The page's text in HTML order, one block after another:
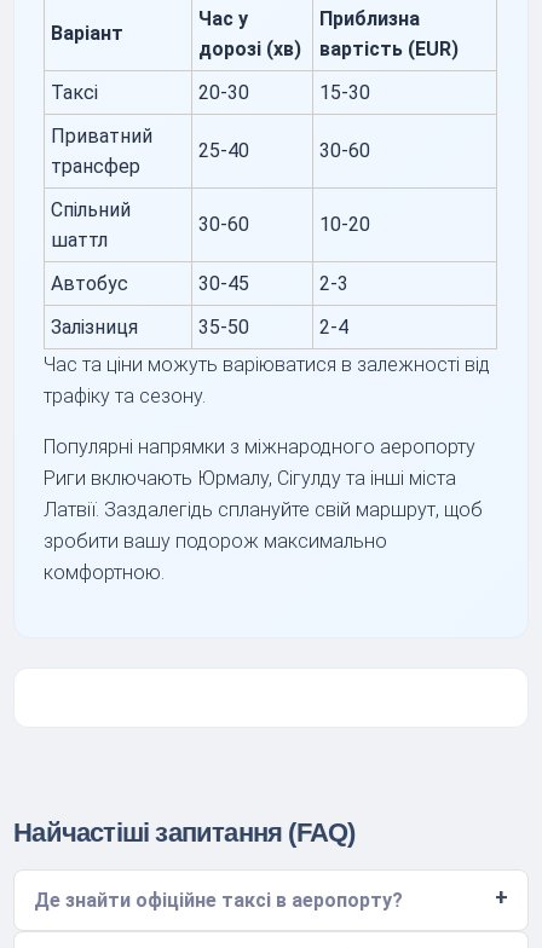
Варіант
Час у
дорозі (хв)
Приблизна
вартість (EUR)
Таксі
20-30
15-30
Приватний
трансфер
25-40 30-60
Спільний
шаттл
30-60 10-20
Автобус 30-45
2-3
Залізниця
35-50
2-4
Час та ціни можуть варіюватися в залежності від
трафіку та сезону.
Популярні напрямки з міжнародного аеропорту
Риги включають Юрмалу, Сігулду та інші міста
Латвії. Заздалегідь сплануйте свій маршрут, щоб
зробити вашу подорож максимально
комфортною.
Найчастіші запитання (FAQ)
Де знайти офіційне таксі в аеропорту?